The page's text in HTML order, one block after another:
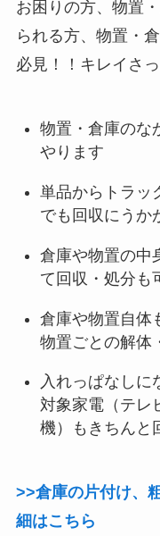
お困りの方、物置
られる方、物置・
必見！！キレイさ
物置・倉庫のな
やります
単品からトラッ
でも回収にうか
倉庫や物置の中
て回収・処分も
倉庫や物置自体
物置ごとの解体
入れっぱなしに
対象家電（テレ
機）もきちんと
>>倉庫の片付け、
細はこちら